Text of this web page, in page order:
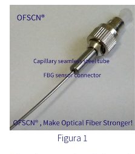
Figura 1